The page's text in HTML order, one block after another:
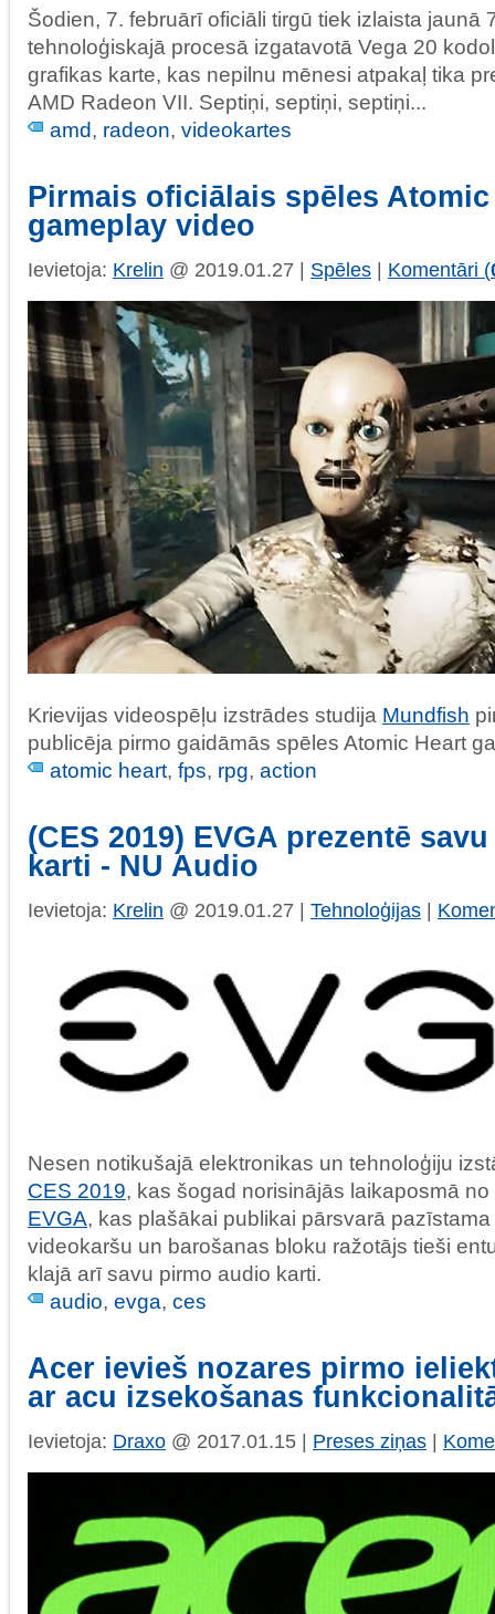
Šodien, 7. februārī oficiāli tirgū tiek izlaista jaunā
tehnoloģiskajā procesā izgatavotā Vega 20
grafikas karte, kas nepilnu mēnesi atpakaļ tika
AMD Radeon VII. Septiņi, septiņi, septiņi...
amd, radeon, videokartes
Pirmais oficiālais spēles Atomic
gameplay video
Ievietoja: Krelin @ 2019.01.27 | Spēles Komentāri (
Krievijas videospēļu izstrādes studija Mundfish
publicēja pirmo gaidāmās spēles Atomic Heart
atomic heart, fps, rpg, action
(CES 2019) EVGA prezentē
karti - NU Audio
Ievietoja: Krelin @ 2019.01.27 | Tehnoloģijas
Nesen notikušajā elektronikas un tehnoloģiju
CES 2019, kas šogad norisinājās laikaposmā no
EVGA, kas plašākai publikai pārsvarā
videokaršu un barošanas bloku ražotājs tieši
klajā arī savu pirmo audio karti.
audio, evga, ces
Acer ievieš nozares pirmo
ar acu izsekošanas
Ievietoja: Draxo @ 2017.01.15 | Preses ziņas